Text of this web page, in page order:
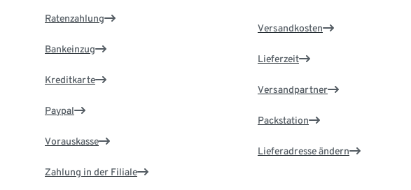
Ratenzahlung
Bankeinzug
Kreditkarte
Paypal
Vorauskasse
Zahlung in der Filiale
Versandkosten
Lieferzeit
Versandpartner
Packstation
Lieferadresse ändern